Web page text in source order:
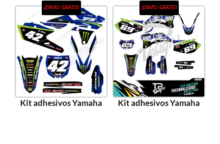
¡ENVÍO GRATIS!
Kit adhesivos Yamaha
¡ENVÍO GRATIS!
Kit adhesivos Yamaha